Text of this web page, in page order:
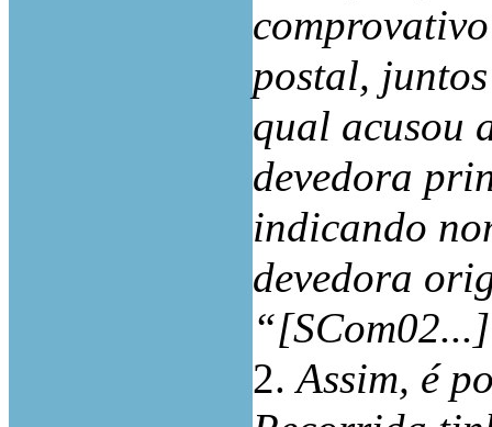
postal,
qual acusou
devedora
indicando
devedora
2.Assim, é